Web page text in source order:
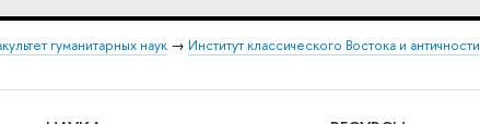
гуманитарных наук → Институт классического Востока и античности